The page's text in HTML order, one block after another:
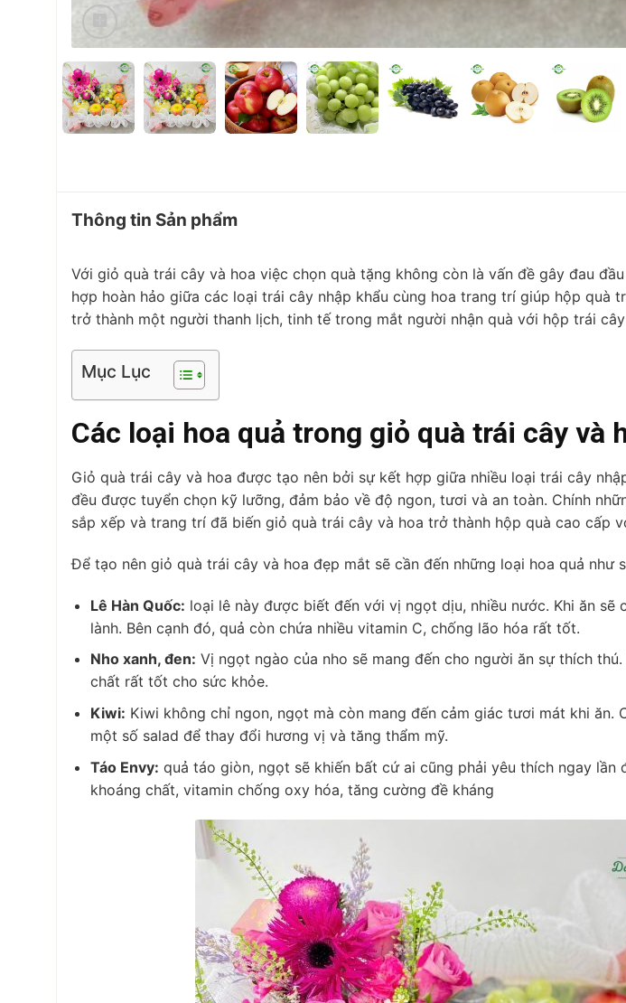
Thông tin Sản phẩm
Với giỏ quà trái cây và hoa việc chọn quà tặng không còn là vấn đề gây đau
hợp hoàn hảo giữa các loại trái cây nhập khẩu cùng hoa trang trí giúp hộp quà
trở thành một người thanh lịch, tinh tế trong mắt người nhận quà với hộp trái
Mục Lục
Các loại hoa quả trong giỏ quà trái cây và
Giỏ quà trái cây và hoa được tạo nên bởi sự kết hợp giữa nhiều loại trái cây
đều được tuyển chọn kỹ lưỡng, đảm bảo về độ ngon, tươi và an toàn. Chính
sắp xếp và trang trí đã biến giỏ quà trái cây và hoa trở thành hộp quà cao cấp
Để tạo nên giỏ quà trái cây và hoa đẹp mắt sẽ cần đến những loại hoa quả như
Lê Hàn Quốc: loại lê này được biết đến với vị ngọt dịu, nhiều nước. Khi ăn sẽ
lành. Bên cạnh đó, quả còn chứa nhiều vitamin C, chống lão hóa rất tốt.
Nho xanh, đen: Vị ngọt ngào của nho sẽ mang đến cho người ăn sự thích
chất rất tốt cho sức khỏe.
Kiwi: Kiwi không chỉ ngon, ngọt mà còn mang đến cảm giác tươi mát khi ăn.
một số salad để thay đổi hương vị và tăng thẩm mỹ.
Táo Envy: quả táo giòn, ngọt sẽ khiến bất cứ ai cũng phải yêu thích ngay lần
khoáng chất, vitamin chống oxy hóa, tăng cường đề kháng